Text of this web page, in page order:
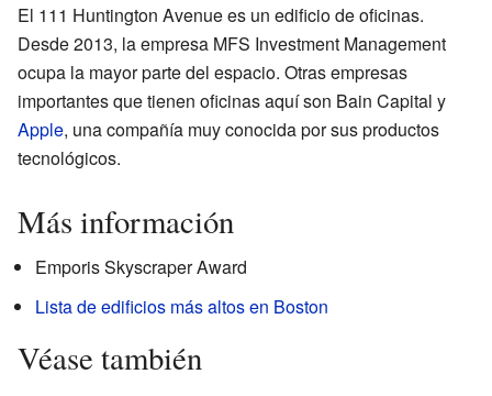
El 111 Huntington Avenue es un edificio de oficinas.
Desde 2013, la empresa MFS Investment Management
ocupa la mayor parte del espacio. Otras empresas
importantes que tienen oficinas aquí son Bain Capital y
Apple, una compañía muy conocida por sus productos
tecnológicos.
Más información
Emporis Skyscraper Award
Lista de edificios más altos en Boston
Véase también